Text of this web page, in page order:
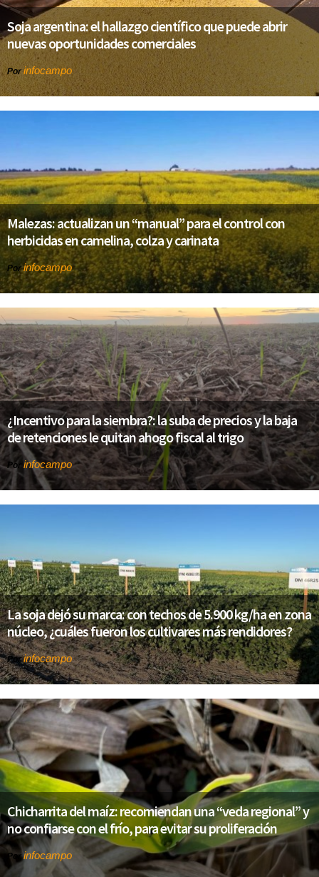
Soja argentina: el hallazgo científico que puede abrir
nuevas oportunidades comerciales
Porinfocampo
Malezas: actualizan un “manual” para el control con
herbicidas en camelina, colza y carinata
Porinfocampo
¿Incentivo para la siembra?: la suba de precios y la baja
de retenciones le quitan ahogo fiscal al trigo
Por infocampo
La soja dejó su marca: con techos de 5.900 kg/ha en zona
núcleo, ¿cuáles fueron los cultivares más rendidores?
Porinfocampo
Chicharrita del maíz: recomiendan una “veda regional” y
no confiarse con el frío, para evitar su proliferación
Porinfocampo